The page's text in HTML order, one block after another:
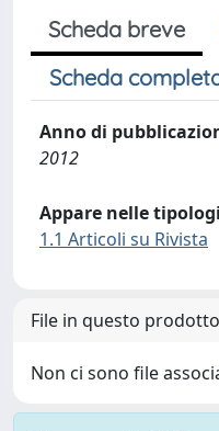
Scheda breve
Scheda
Anno di
2012
Appare nelle
1.1 Articoli su Rivista
File in questo
Non ci sono file